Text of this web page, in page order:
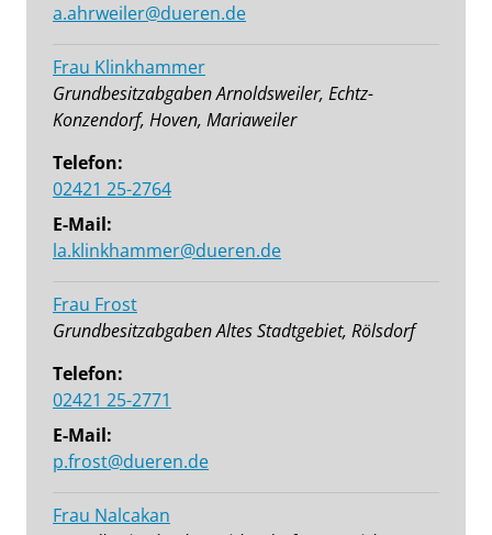
a.ahrweiler@dueren.de
Frau Klinkhammer
Grundbesitzabgaben Arnoldsweiler, Echtz-
Konzendorf, Hoven, Mariaweiler
Telefon:
02421 25-2764
E-Mail:
la.klinkhammer@dueren.de
Frau Frost
Grundbesitzabgaben Altes Stadtgebiet, Rölsdorf
Telefon:
02421 25-2771
E-Mail:
p.frost@dueren.de
Frau Nalcakan